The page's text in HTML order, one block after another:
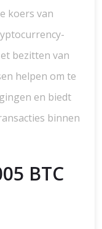
koers van
bezitten van
helpen om te
en biedt
binnen
BTC